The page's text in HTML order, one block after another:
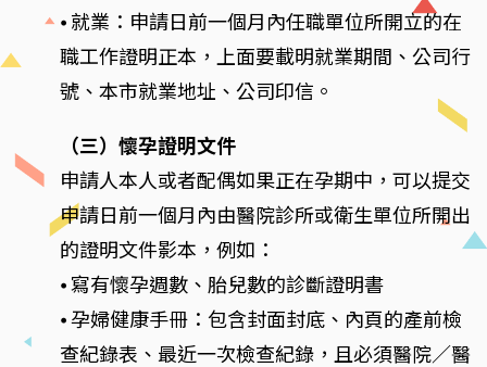
⦁ 就業：申請日前一個月內任職單位所開立的在
職工作證明正本，上面要載明就業期間、公司行
號、本市就業地址、公司印信。
（三）懷孕證明文件
申請人本人或者配偶如果正在孕期中，可以提交
申請日前一個月內由醫院診所或衛生單位所開出
的證明文件影本，例如：
⦁ 寫有懷孕週數、胎兒數的診斷證明書
⦁ 孕婦健康手冊：包含封面封底、內頁的產前檢
查紀錄表、最近一次檢查紀錄，且必須醫院／醫